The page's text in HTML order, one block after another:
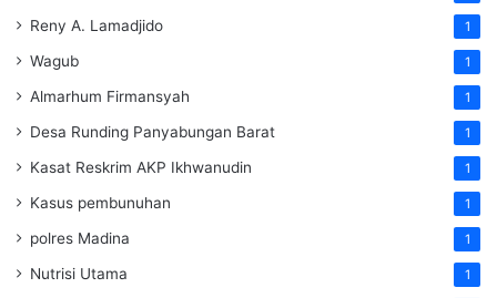
Reny A. Lamadjido 1
Wagub 1
Almarhum Firmansyah 1
Desa Runding Panyabungan Barat 1
Kasat Reskrim AKP Ikhwanudin 1
Kasus pembunuhan 1
polres Madina 1
Nutrisi Utama 1